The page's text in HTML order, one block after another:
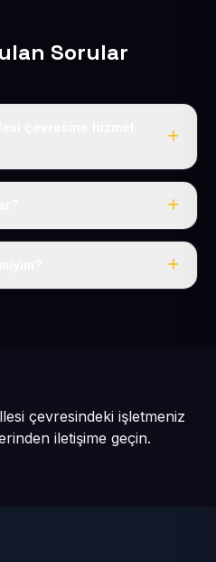
Sorular
tüm Develi ve Develi
her şey dahil.
çevresindeki işletmeniz
iletişime geçin.